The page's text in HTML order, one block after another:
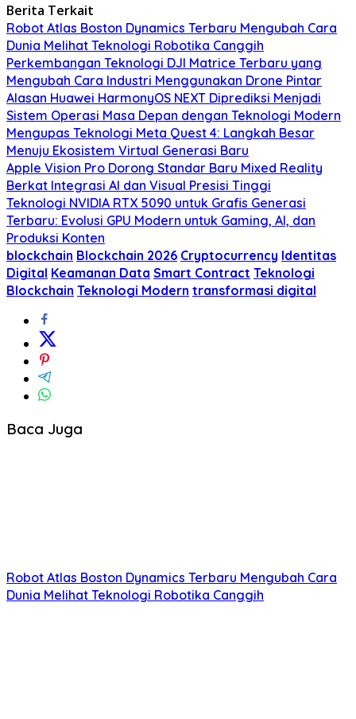
Berita Terkait
Robot Atlas Boston Dynamics Terbaru Mengubah Cara
Dunia Melihat Teknologi Robotika Canggih
Perkembangan Teknologi DJI Matrice Terbaru yang
Mengubah Cara Industri Menggunakan Drone Pintar
Alasan Huawei HarmonyOS NEXT Diprediksi Menjadi
Sistem Operasi Masa Depan dengan Teknologi Modern
Mengupas Teknologi Meta Quest 4: Langkah Besar
Menuju Ekosistem Virtual Generasi Baru
Apple Vision Pro Dorong Standar Baru Mixed Reality
Berkat Integrasi AI dan Visual Presisi Tinggi
Teknologi NVIDIA RTX 5090 untuk Grafis Generasi
Terbaru: Evolusi GPU Modern untuk Gaming, AI, dan
Produksi Konten
blockchain Blockchain 2026 Cryptocurrency Identitas
Digital Keamanan Data Smart Contract Teknologi
Blockchain Teknologi Modern transformasi digital
Baca Juga
Robot Atlas Boston Dynamics Terbaru Mengubah Cara
Dunia Melihat Teknologi Robotika Canggih